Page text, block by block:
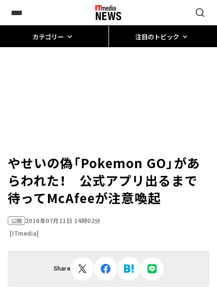
カテゴリー 注目のトピック
やせいの偽「Pokemon GO」があ
らわれた！ 公式アプリ出るまで
待って――McAfeeが注意喚起
公開 2016年07月11日 14時02分
[ITmedia]
Share